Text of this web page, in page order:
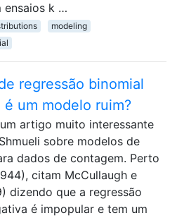
ensaios k …
modeling
regressão binomial
um modelo ruim?
artigo muito interessante
sobre modelos de
dados de contagem. Perto
citam McCullaugh e
dizendo que a regressão
é impopular e tem um